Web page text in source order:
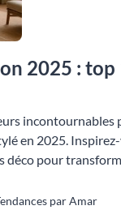
2025 : top
incontournables
en 2025.
déco pour
par Amar